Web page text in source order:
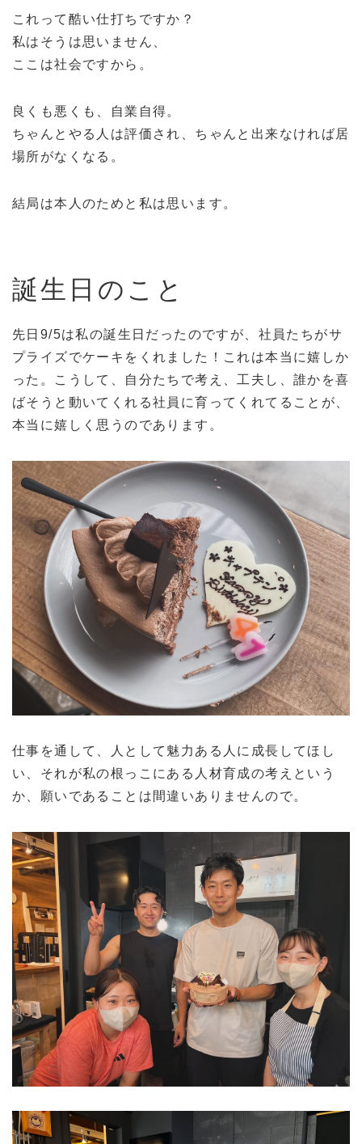
これって酷い仕打ちですか？
私はそうは思いません、
ここは社会ですから。
良くも悪くも、自業自得。
ちゃんとやる人は評価され、ちゃんと出来なければ居
場所がなくなる。
結局は本人のためと私は思います。
誕生日のこと
先日9/5は私の誕生日だったのですが、社員たちがサ
プライズでケーキをくれました！これは本当に嬉しか
った。こうして、自分たちで考え、工夫し、誰かを喜
ばそうと動いてくれる社員に育ってくれてることが、
本当に嬉しく思うのであります。
仕事を通して、人として魅力ある人に成長してほし
い、それが私の根っこにある人材育成の考えという
か、願いであることは間違いありませんので。